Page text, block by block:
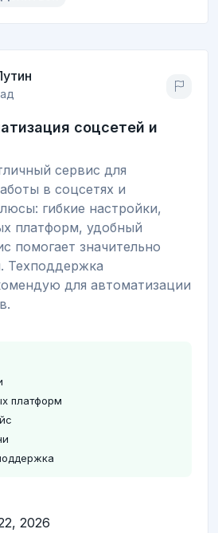
соцсетей и
сервис для
в соцсетях и
гибкие настройки,
платформ, удобный
помогает значительно
Техподдержка
для автоматизации
платформ
2026